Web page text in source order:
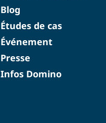
Blog
Études de cas
Événement
Presse
Infos Domino